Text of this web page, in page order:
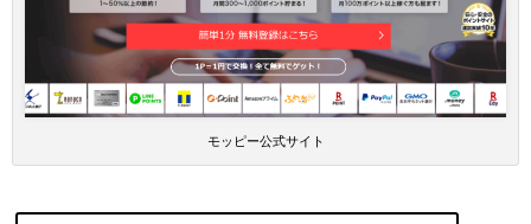
モッピー公式サイト